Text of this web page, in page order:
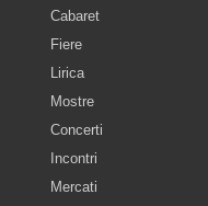
Cabaret
Fiere
Lirica
Mostre
Concerti
Incontri
Mercati